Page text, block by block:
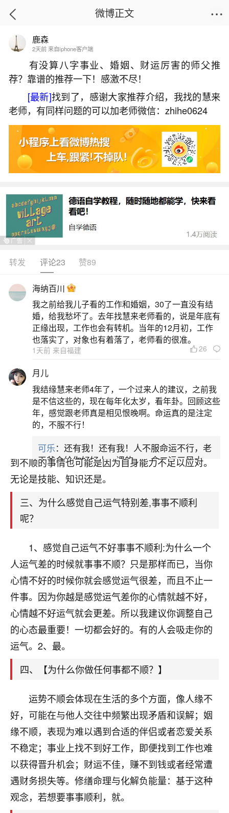
首页
事事不顺事事难
2026-07-07 18:28:31 28 8 赞
生活中像事事不顺事事难都是很常见的问题，
但是小问题不注意可能会引起大麻烦，下面就这个
问题给大家做一些解读：
一、干什么事情都不顺利的朋友圈句子
1、有时候感到很奇怪，一事不顺事事不顺，相
反，当自己人品爆发的时候，仿佛整个世界都在帮
着你一样，如有神助。2、工作不顺。财运不佳。本
到那种越做越不顺的情况。没法安心。我估计我要
崩了。4、诸事不顺，财运反复，情绪不稳定，喜怒
无常。要好好改善一
二、最近很倒霉事事不顺是为什么
1.心态问题：面对生活中的挑战和困难，消极
的心态会加剧诸事不顺的感觉。如果总是过于焦虑
或悲观，可能会影响决策和行动，从而进一步导致
事情无法顺利发展。在面对困境时，保持积极的心
态，有助于寻找解决问题的办法。2.能力不足：遇
到不顺的事情也可能是因为自身能力不足以应对。
无论是技能、知识还是。
三、为什么感觉自己运气特别差,事事不顺利
呢？
1、感觉自己运气不好事事不顺利:为什么一个
人运气差的时候就事事不顺？只是那样而已，当你
心情不好的时候你就会感觉运气很差，而且不止一
件事。因为你越是感觉运气差你的心情就越不好，
心情越不好运气就会更差。所以我建议你调整自己
的心态最重要！一切都会好的。有的人会吸走你的
运气。2、最。
四、【为什么你做任何事都不顺？】
运势不顺会体现在生活的多个方面，像人缘不
好，可能在与他人交往中频繁出现矛盾和误解；姻
缘不顺，表现为难以遇到合适的伴侣或者恋爱关系
不稳定；事业上找不到好工作，即便找到工作也难
以获得晋升机会；财运不佳，赚不到钱或者经常遭
遇财务损失等。修缮命理与化解负能量：基于这种
观念，若想要事事顺利，就。
微博正文
鹿森
2天前 来自iphone客户端
有没算八字事业、婚姻、财运厉害的师父推
荐？靠谱的推荐一下！感激不尽！
[最新]找到了，感谢大家推荐介绍，我找的慧来
老师，有同样问题的可以加老师微信：zhihe0624
转发 评论23 赞89
海纳百川
我之前给我儿子看的工作和婚姻，30了一直没有结
婚，给我愁坏了。去年找慧来老师看的，说是年底有
正缘出现，工作也会有转机。当年的12月初，工作
也落实了，对象也有着落了，老师看的很准。
1天前 来自福建 26
月儿
我结缘慧来老师4年了，一个过来人的建议，之前我
是不信这些的，现在每年化太岁，看年卦。回顾这些
年，感觉跟老师真是相见恨晚啊。命运真的是注定
的，不服不行！
可乐：还有我！还有我！人不服命运不行，老
天爷会给你好好上一课的。一命二运三风水，
哪样不服都不行！
平安是福：我也是每年找老师化太岁，看年
卦，认识老师3年了，都是缘分啊！
17分钟前 来自湖北
心若莲花
我是做餐饮的，这两年，生意屡屡受挫，店开一家关
一家，要么生意不好，生意好的就出事。前些年攒的
家底快败光了，真是倒霉！我也想找人看看到底怎么
回事？
鹿森：你可以找老师看看，人有时不服命不行
啊！
太阳当空赵
是我从找店开始都是找慧来老师跟进的，选
址、风水、还有开业日子，哪哪都看了，虽然
刚找老师做了补财库，希望财运更好一点！
2小时前 来自海南 18
梦醒时分
我女儿高二叛逆，大半年不上学，一说她就要死要活
的，把我们两口子愁的不行，朋友给我推荐的慧来老
师，一开始我是病急乱投医，这半年来，法事一个个
做完，我女儿跟变了个人一样，不期望她能考多好的
大学，只要能安安稳稳的把书读了，身体心理都健健